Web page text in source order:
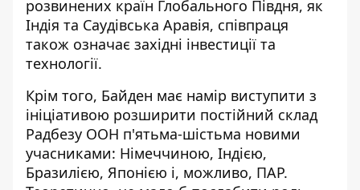
розвинених країн Глобального Півдня, як
Індія та Саудівська Аравія, співпраця
також означає західні інвестиції та
технології.
Крім того, Байден має намір виступити з
ініціативою розширити постійний склад
Радбезу ООН п'ятьма-шістьма новими
учасниками: Німеччиною, Індією,
Бразилією, Японією і, можливо, ПАР.